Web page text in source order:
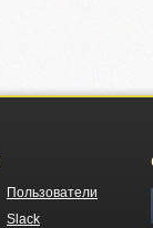
Пользователи
Slack